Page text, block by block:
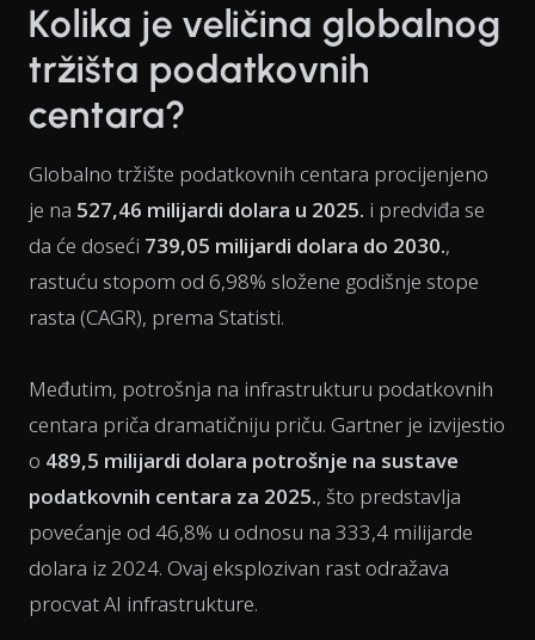
Kolika je veličina globalnog
tržišta podatkovnih
centara?
Globalno tržište podatkovnih centara procijenjeno
je na 527,46 milijardi dolara u 2025. i predviđa se
da će doseći 739,05 milijardi dolara do 2030.,
rastuću stopom od 6,98% složene godišnje stope
rasta (CAGR), prema Statisti.
Međutim, potrošnja na infrastrukturu podatkovnih
centara priča dramatičniju priču. Gartner je izvijestio
o 489,5 milijardi dolara potrošnje na sustave
podatkovnih centara za 2025., što predstavlja
povećanje od 46,8% u odnosu na 333,4 milijarde
dolara iz 2024. Ovaj eksplozivan rast odražava
procvat AI infrastrukture.